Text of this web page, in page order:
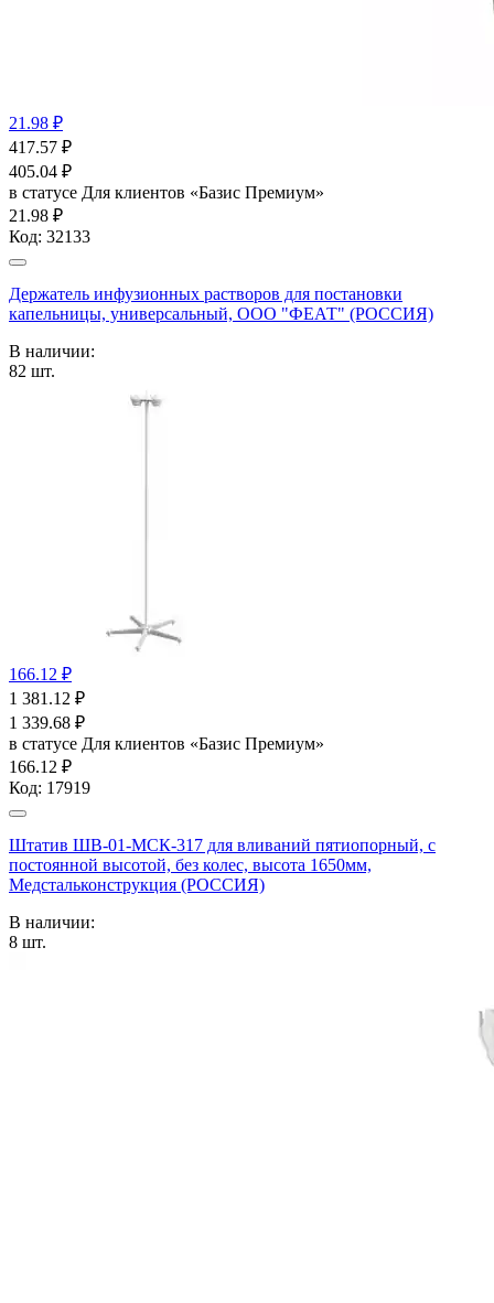
21.98 ₽
417.57 ₽
405.04 ₽
в статусе Для клиентов «Базис Премиум»
21.98 ₽
Код: 32133
Держатель инфузионных растворов для постановки
капельницы, универсальный, ООО "ФЕАТ" (РОССИЯ)
В наличии:
82 шт.
166.12 ₽
1 381.12 ₽
1 339.68 ₽
в статусе Для клиентов «Базис Премиум»
166.12 ₽
Код: 17919
Штатив ШВ-01-МСК-317 для вливаний пятиопорный, с
постоянной высотой, без колес, высота 1650мм,
Медстальконструкция (РОССИЯ)
В наличии:
8 шт.